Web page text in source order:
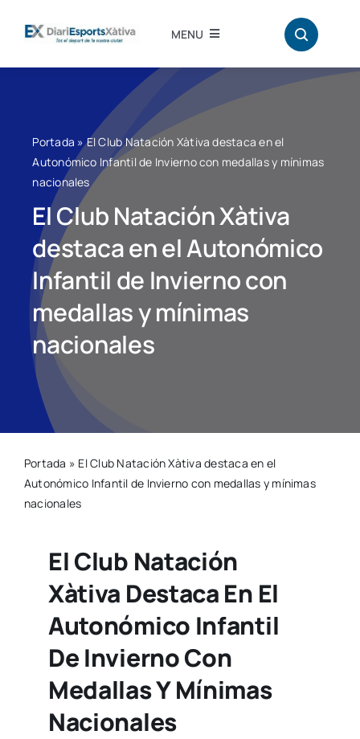
MENU
Bàdminton
Hándbol
Bàsquet
Fútbol
Natació
Motor
Esgrima
contacte
Portada »El Club Natación Xàtiva destaca en el
Autonómico Infantil de Invierno con medallas y mínimas
nacionales
El Club Natación Xàtiva
destaca en el Autonómico
Infantil de Invierno con
medallas y mínimas
nacionales
Portada » El Club Natación Xàtiva destaca en el
Autonómico Infantil de Invierno con medallas y mínimas
nacionales
El Club Natación
Xàtiva Destaca En El
Autonómico Infantil
De Invierno Con
Medallas Y Mínimas
Nacionales